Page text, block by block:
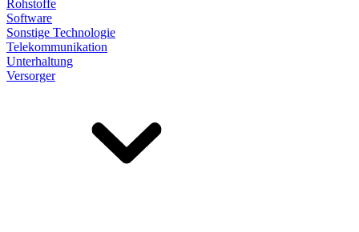
Rohstoffe
Software
Sonstige Technologie
Telekommunikation
Unterhaltung
Versorger